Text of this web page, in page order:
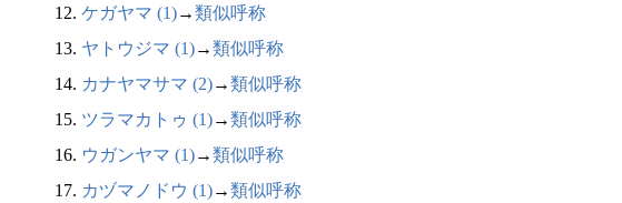
12. ケガヤマ (1)→類似呼称
13. ヤトウジマ (1)→類似呼称
14. カナヤマサマ (2)→類似呼称
15. ツラマカトゥ (1)→類似呼称
16. ウガンヤマ (1)→類似呼称
17. カヅマノドウ (1)→類似呼称